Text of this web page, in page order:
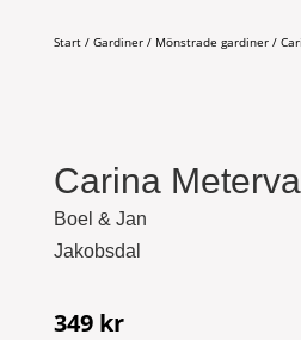
Start/ Gardiner/ Mönstrade gardiner/
Carina
Boel & Jan
Jakobsdal
349 kr